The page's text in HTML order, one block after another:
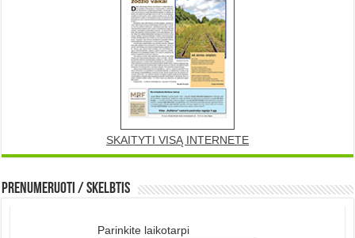
SKAITYTI VISĄ INTERNETE
Prenumeruoti / Skelbtis
Parinkite laikotarpi